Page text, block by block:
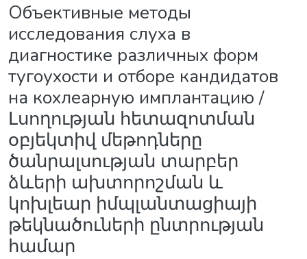
Объективные методы
исследования слуха в
диагностике различных форм
тугоухости и отборе кандидатов
на кохлеарную имплантацию /
Լսողության հետազոտման
օբյեկտիվ մեթոդները
ծանրալսության տարբեր
ձևերի ախտորոշման և
կոխլեար իմպլանտացիայի
թեկնածուների ընտրության
համար